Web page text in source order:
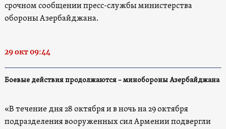
срочном сообщении пресс-службы министерства
обороны Азербайджана.
29 окт 09:44
Боевые действия продолжаются – минобороны Азербайджана
«В течение дня 28 октября и в ночь на 29 октября
подразделения вооруженных сил Армении подвергли